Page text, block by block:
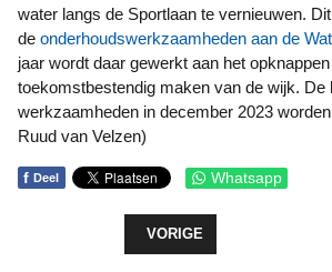
water langs de Sportlaan te vernieuwen.
de onderhoudswerkzaamheden aan de
jaar wordt daar gewerkt aan het
toekomstbestendig maken van de wijk. De
werkzaamheden in december 2023
Ruud van Velzen)
f Deel Whatsapp
VORIG ARTIKEL: PIETEN
VORIGE